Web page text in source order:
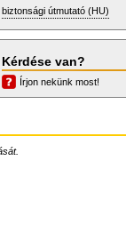
biztonsági útmutató (HU)
Kérdése van?
Írjon nekünk most!